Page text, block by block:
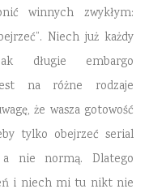
winnych zwykłym:
Niech już każdy
długie embargo
na różne rodzaje
że wasza gotowość
tylko obejrzeć serial
nie normą. Dlatego
i niech mi tu nikt nie